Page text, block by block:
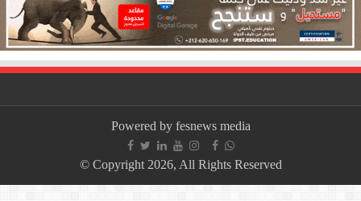
Powered by fesnews media
© Copyright 2026, All Rights Reserved